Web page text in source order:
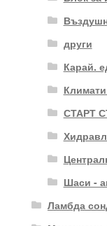
други
Карай.
СТАРТ
Шаси -
Ламбда